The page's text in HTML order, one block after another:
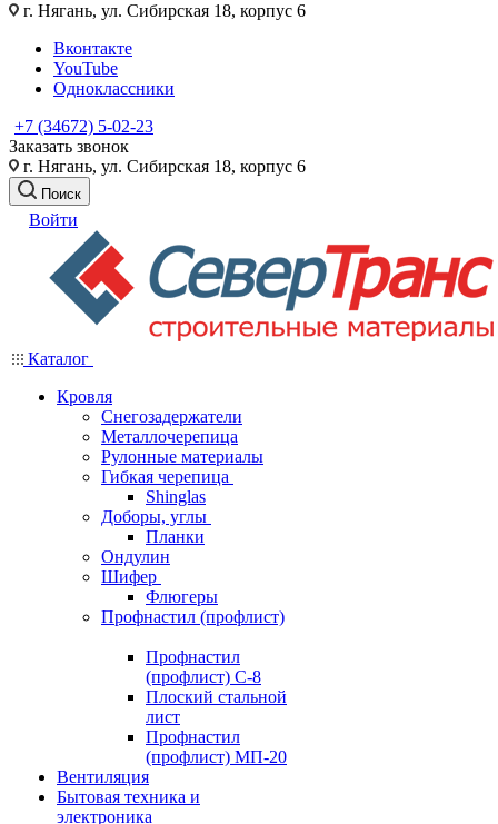
г. Нягань, ул. Сибирская 18, корпус 6
Вконтакте
YouTube
Одноклассники
+7 (34672) 5-02-23
Заказать звонок
г. Нягань, ул. Сибирская 18, корпус 6
Поиск
Войти
Каталог
Кровля
Снегозадержатели
Металлочерепица
Рулонные материалы
Гибкая черепица
Shinglas
Доборы, углы
Планки
Ондулин
Шифер
Флюгеры
Профнастил (профлист)
Профнастил
(профлист) С-8
Плоский стальной
лист
Профнастил
(профлист) МП-20
Вентиляция
Бытовая техника и
электроника